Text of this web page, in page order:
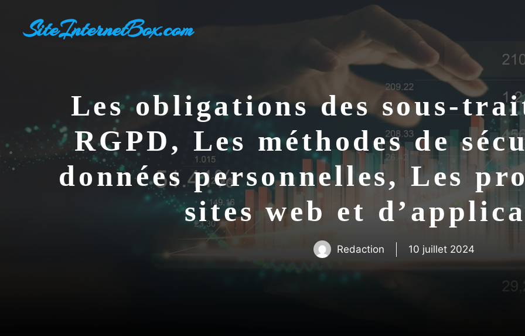
contenuSiteInternetBox.com
Les obligations des sous-
RGPD, Les méthodes de
données personnelles, Les
sites web et
Redaction 10 juillet 2024